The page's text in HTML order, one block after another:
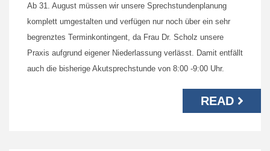
Ab 31. August müssen wir unsere Sprechstundenplanung
komplett umgestalten und verfügen nur noch über ein sehr
begrenztes Terminkontingent, da Frau Dr. Scholz unsere
Praxis aufgrund eigener Niederlassung verlässt. Damit entfällt
auch die bisherige Akutsprechstunde von 8:00 -9:00 Uhr.
READ